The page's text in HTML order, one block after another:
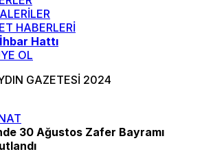
HABERLERİ
Hattı
OL
GAZETESİ 2024
30 Ağustos Zafer Bayramı